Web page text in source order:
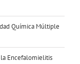
Química Múltiple
la Encefalomielitis